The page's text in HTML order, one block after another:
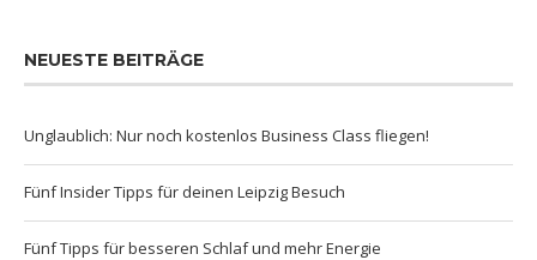
NEUESTE BEITRÄGE
Unglaublich: Nur noch kostenlos Business Class fliegen!
Fünf Insider Tipps für deinen Leipzig Besuch
Fünf Tipps für besseren Schlaf und mehr Energie